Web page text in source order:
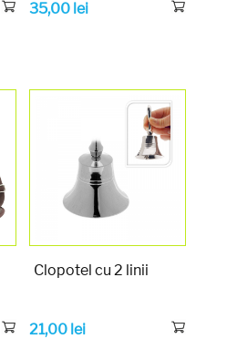
35,00 lei
Clopotel cu 2 linii
21,00 lei